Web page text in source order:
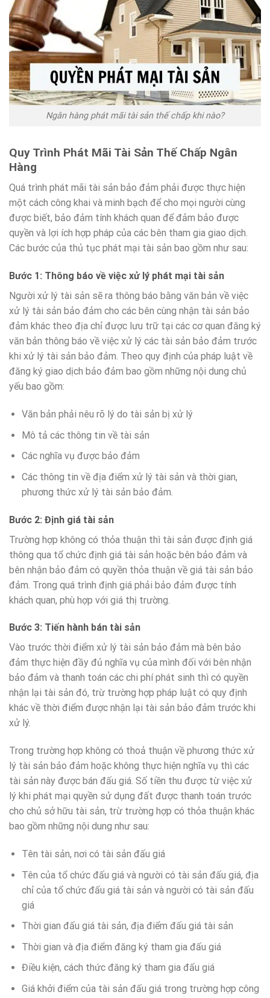
Ngân hàng phát mãi tài sản thế chấp khi nào?
Quy Trình Phát Mãi Tài Sản Thế Chấp Ngân
Hàng
Quá trình phát mãi tài sản bảo đảm phải được thực hiện
một cách công khai và minh bạch để cho mọi người cùng
được biết, bảo đảm tính khách quan để đảm bảo được
quyền và lợi ích hợp pháp của các bên tham gia giao dịch.
Các bước của thủ tục phát mại tài sản bao gồm như sau:
Bước 1: Thông báo về việc xử lý phát mại tài sản
Người xử lý tài sản sẽ ra thông báo bằng văn bản về việc
xử lý tài sản bảo đảm cho các bên cùng nhận tài sản bảo
đảm khác theo địa chỉ được lưu trữ tại các cơ quan đăng ký
văn bản thông báo về việc xử lý các tài sản bảo đảm trước
khi xử lý tài sản bảo đảm. Theo quy định của pháp luật về
đăng ký giao dịch bảo đảm bao gồm những nội dung chủ
yếu bao gồm:
Văn bản phải nêu rõ lý do tài sản bị xử lý
Mô tả các thông tin về tài sản
Các nghĩa vụ được bảo đảm
Các thông tin về địa điểm xử lý tài sản và thời gian,
phương thức xử lý tài sản bảo đảm.
Bước 2: Định giá tài sản
Trường hợp không có thỏa thuận thì tài sản được định giá
thông qua tổ chức định giá tài sản hoặc bên bảo đảm và
bên nhận bảo đảm có quyền thỏa thuận về giá tài sản bảo
đảm. Trong quá trình định giá phải bảo đảm được tính
khách quan, phù hợp với giá thị trường.
Bước 3: Tiến hành bán tài sản
Vào trước thời điểm xử lý tài sản bảo đảm mà bên bảo
đảm thực hiện đầy đủ nghĩa vụ của mình đối với bên nhận
bảo đảm và thanh toán các chi phí phát sinh thì có quyền
nhận lại tài sản đó, trừ trường hợp pháp luật có quy định
khác về thời điểm được nhận lại tài sản bảo đảm trước khi
xử lý.
Trong trường hợp không có thoả thuận về phương thức xử
lý tài sản bảo đảm hoặc không thực hiện nghĩa vụ thì các
tài sản này được bán đấu giá. Số tiền thu được từ việc xử
lý khi phát mại quyền sử dụng đất được thanh toán trước
cho chủ sở hữu tài sản, trừ trường hợp có thỏa thuận khác
bao gồm những nội dung như sau:
Tên tài sản, nơi có tài sản đấu giá
Tên của tổ chức đấu giá và người có tài sản đấu giá, địa
chỉ của tổ chức đấu giá tài sản và người có tài sản đấu
giá
Thời gian đấu giá tài sản, địa điểm đấu giá tài sản
Thời gian và địa điểm đăng ký tham gia đấu giá
Điều kiện, cách thức đăng ký tham gia đấu giá
Giá khởi điểm của tài sản đấu giá trong trường hợp công